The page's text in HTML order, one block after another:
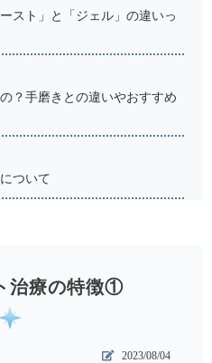
スト」と「ジェル」の違いっ
？手磨きとの違いやおすすめ
ついて
治療の特徴①
2023/08/04